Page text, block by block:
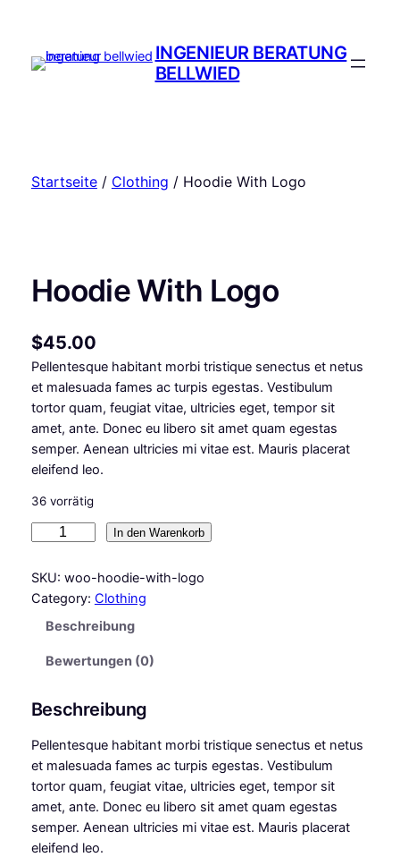
springen
INGENIEUR BERATUNG
BELLWIED
Startseite/ Clothing / Hoodie With Logo
Hoodie With Logo
$45.00
Pellentesque habitant morbi tristique senectus et netus
et malesuada fames ac turpis egestas. Vestibulum
tortor quam, feugiat vitae, ultricies eget, tempor sit
amet, ante. Donec eu libero sit amet quam egestas
semper. Aenean ultricies mi vitae est. Mauris placerat
eleifend leo.
36 vorrätig
o
d
h
L
g
In den Warenkorb
SKU: woo-hoodie-with-logo
Category: Clothing
Beschreibung
Bewertungen (0)
Beschreibung
Pellentesque habitant morbi tristique senectus et netus
et malesuada fames ac turpis egestas. Vestibulum
tortor quam, feugiat vitae, ultricies eget, tempor sit
amet, ante. Donec eu libero sit amet quam egestas
semper. Aenean ultricies mi vitae est. Mauris placerat
eleifend leo.